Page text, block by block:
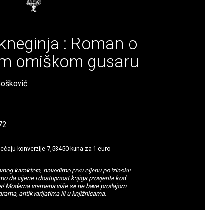
: Roman o
omiškom gusaru
konverzije 7,53450 kuna za 1 euro
karaktera, navodimo prvu cijenu po izlasku
da cijene i dostupnost knjiga provjerite kod
Moderna vremena više se ne bave prodajom
antikvarijatima ili u knjižnicama.